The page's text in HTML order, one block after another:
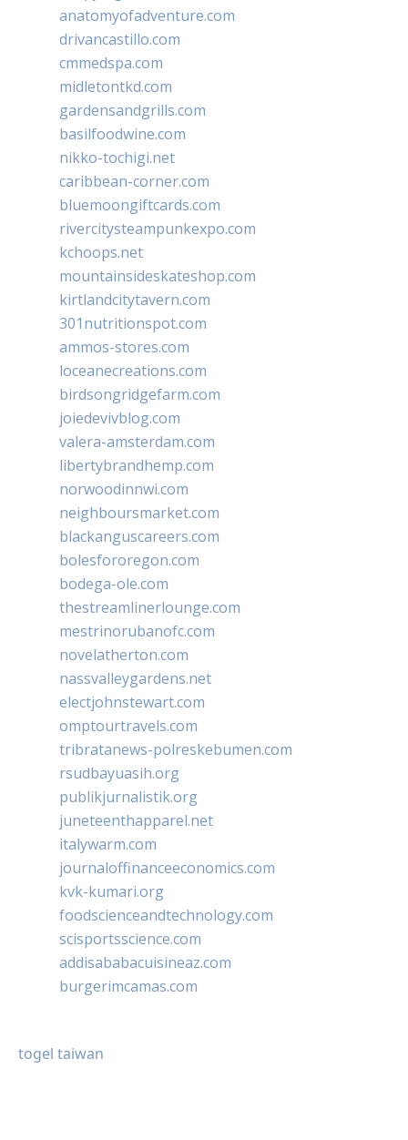
anatomyofadventure.com
drivancastillo.com
cmmedspa.com
midletontkd.com
gardensandgrills.com
basilfoodwine.com
nikko-tochigi.net
caribbean-corner.com
bluemoongiftcards.com
rivercitysteampunkexpo.com
kchoops.net
mountainsideskateshop.com
kirtlandcitytavern.com
301nutritionspot.com
ammos-stores.com
loceanecreations.com
birdsongridgefarm.com
joiedevivblog.com
valera-amsterdam.com
libertybrandhemp.com
norwoodinnwi.com
neighboursmarket.com
blackanguscareers.com
bolesfororegon.com
bodega-ole.com
thestreamlinerlounge.com
mestrinorubanofc.com
novelatherton.com
nassvalleygardens.net
electjohnstewart.com
omptourtravels.com
tribratanews-polreskebumen.com
rsudbayuasih.org
publikjurnalistik.org
juneteenthapparel.net
italywarm.com
journaloffinanceeconomics.com
kvk-kumari.org
foodscienceandtechnology.com
scisportsscience.com
addisababacuisineaz.com
burgerimcamas.com
togel taiwan